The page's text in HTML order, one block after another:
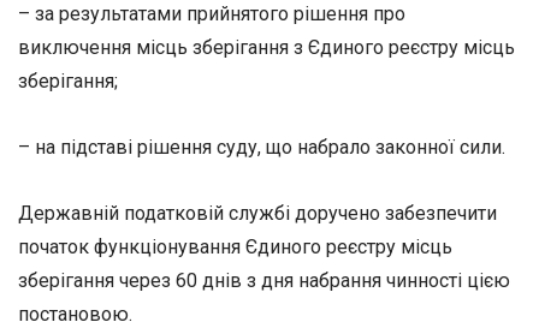
– за результатами прийнятого рішення про
виключення місць зберігання з Єдиного реєстру місць
зберігання;
– на підставі рішення суду, що набрало законної сили.
Державній податковій службі доручено забезпечити
початок функціонування Єдиного реєстру місць
зберігання через 60 днів з дня набрання чинності цією
постановою.